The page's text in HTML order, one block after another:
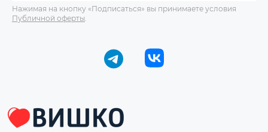
Нажимая на кнопку «Подписаться» вы принимаете условия
Публичной оферты